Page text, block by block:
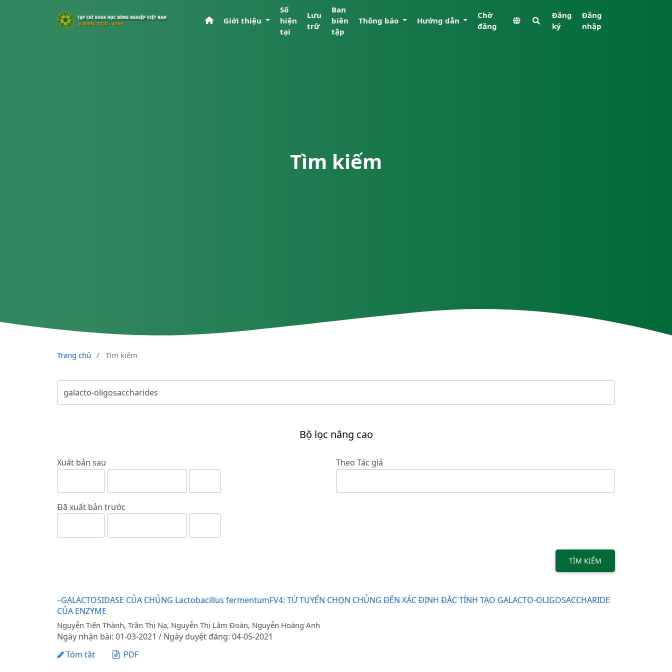
Giới thiệu
Số
hiện
tại
Lưu
trữ
Ban
biên
tập
Thông báo Hướng dẫn
Chờ
đăng
Đăng
ký
Đăng
nhập
Tìm kiếm
Trang chủ / Tìm kiếm
Bộ lọc nâng cao
Xuất bản sau
Đã xuất bản trước
Theo Tác giả
TÌM KIẾM
–GALACTOSIDASE CỦA CHỦNG Lactobacillus fermentumFV4: TỪ TUYỂN CHỌN CHỦNG ĐẾN XÁC ĐỊNH ĐẶC TÍNH TẠO GALACTO-OLIGOSACCHARIDE
CỦA ENZYME
Nguyễn Tiến Thành, Trần Thị Na, Nguyễn Thị Lâm Đoàn, Nguyễn Hoàng Anh
Ngày nhận bài: 01-03-2021 / Ngày duyệt đăng: 04-05-2021
Tóm tắt
PDF